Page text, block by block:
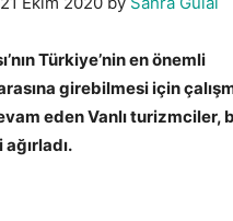
Türkiye’nin en önemli
girebilmesi için
eden Vanlı turizmciler,